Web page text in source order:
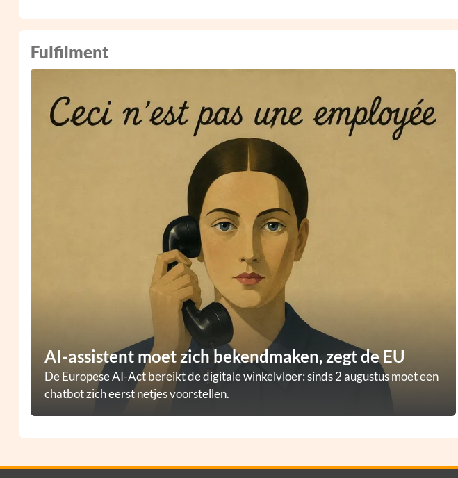
Fulfilment
AI-assistent moet zich bekendmaken, zegt de EU
De Europese AI-Act bereikt de digitale winkelvloer: sinds 2 augustus moet een
chatbot zich eerst netjes voorstellen.